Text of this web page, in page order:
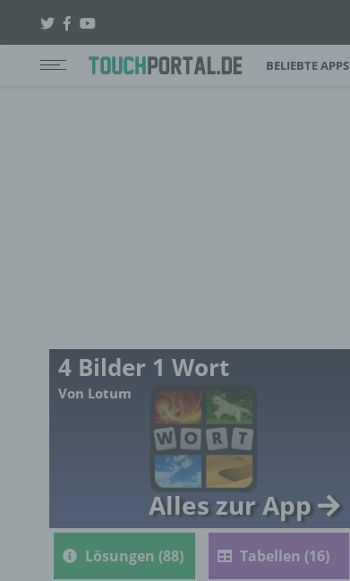
BELIEBTE APPS
4 Bilder 1 Wort
Von Lotum
Alles zur App
Lösungen (88) Tabellen (16)